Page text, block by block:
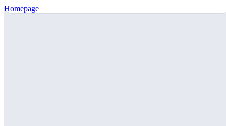
Homepage